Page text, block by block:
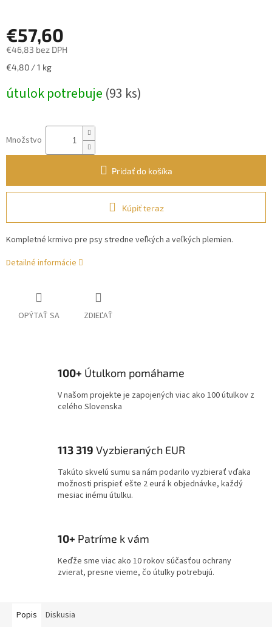
€57,60
€46,83 bez DPH
Jednotková
€4,80 / 1 kg
útulok potrebuje (93 ks)
Množstvo
Pridať do košíka
Kúpiť teraz
Kompletné krmivo pre psy stredne veľkých a veľkých plemien.
Detailné informácie
OPÝTAŤ SA ZDIEĽAŤ
100+ Útulkom pomáhame
V našom projekte je zapojených viac ako 100 útulkov z
celého Slovenska
113 319 Vyzbieraných EUR
Takúto skvelú sumu sa nám podarilo vyzbierať vďaka
možnosti prispieť ešte 2 eurá k objednávke, každý
mesiac inému útulku.
10+ Patríme k vám
Keďže sme viac ako 10 rokov súčasťou ochrany
zvierat, presne vieme, čo útulky potrebujú.
Popis Diskusia